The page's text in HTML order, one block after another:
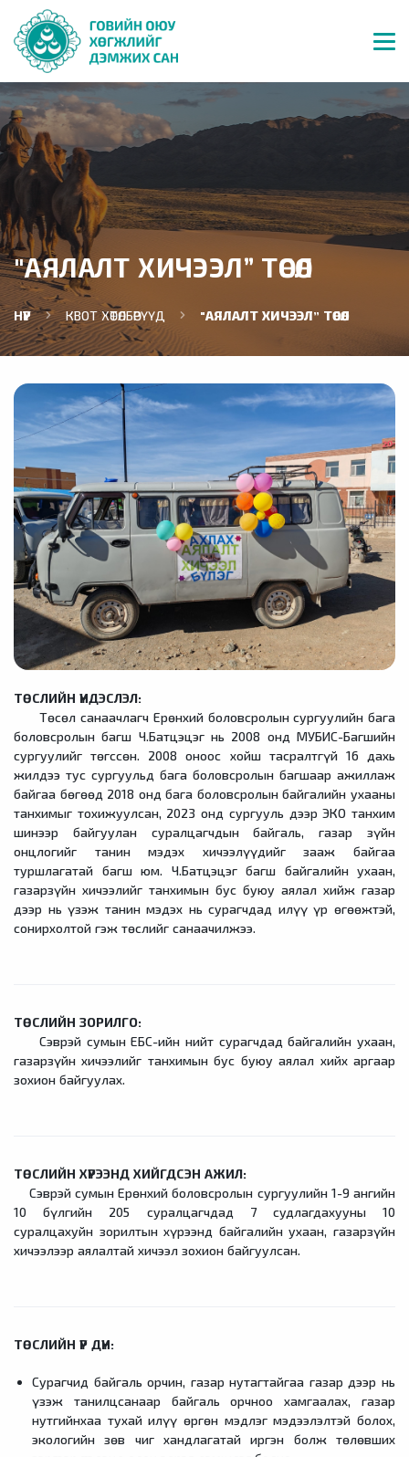
"АЯЛАЛТ ХИЧЭЭЛ” ТӨСӨЛ
НҮҮР КВОТ ХӨТӨЛБӨРҮҮД "АЯЛАЛТ ХИЧЭЭЛ” ТӨСӨЛ
ТӨСЛИЙН ҮНДЭСЛЭЛ:
Төсөл санаачлагч Ерөнхий боловсролын сургуулийн бага
боловсролын багш Ч.Батцэцэг нь 2008 онд МУБИС-Багшийн
сургуулийг төгссөн. 2008 оноос хойш тасралтгүй 16 дахь
жилдээ тус сургуульд бага боловсролын багшаар ажиллаж
байгаа бөгөөд 2018 онд бага боловсролын байгалийн ухааны
танхимыг тохижуулсан, 2023 онд сургууль дээр ЭКО танхим
шинээр байгуулан суралцагчдын байгаль, газар зүйн
онцлогийг танин мэдэх хичээлүүдийг зааж байгаа
туршлагатай багш юм. Ч.Батцэцэг багш байгалийн ухаан,
газарзүйн хичээлийг танхимын бус буюу аялал хийж газар
дээр нь үзэж танин мэдэх нь сурагчдад илүү үр өгөөжтэй,
сонирхолтой гэж төслийг санаачилжээ.
ТӨСЛИЙН ЗОРИЛГО:
Сэврэй сумын ЕБС-ийн нийт сурагчдад байгалийн ухаан,
газарзүйн хичээлийг танхимын бус буюу аялал хийх аргаар
зохион байгуулах.
ТӨСЛИЙН ХҮРЭЭНД ХИЙГДСЭН АЖИЛ:
Сэврэй сумын Ерөнхий боловсролын сургуулийн 1-9 ангийн
10 бүлгийн 205 суралцагчдад 7 судлагдахууны 10
суралцахуйн зорилтын хүрээнд байгалийн ухаан, газарзүйн
хичээлээр аялалтай хичээл зохион байгуулсан.
ТӨСЛИЙН ҮР ДҮН:
Сурагчид байгаль орчин, газар нутагтайгаа газар дээр нь
үзэж танилцсанаар байгаль орчноо хамгаалах, газар
нутгийнхаа тухай илүү өргөн мэдлэг мэдээлэлтэй болох,
экологийн зөв чиг хандлагатай иргэн болж төлөвших